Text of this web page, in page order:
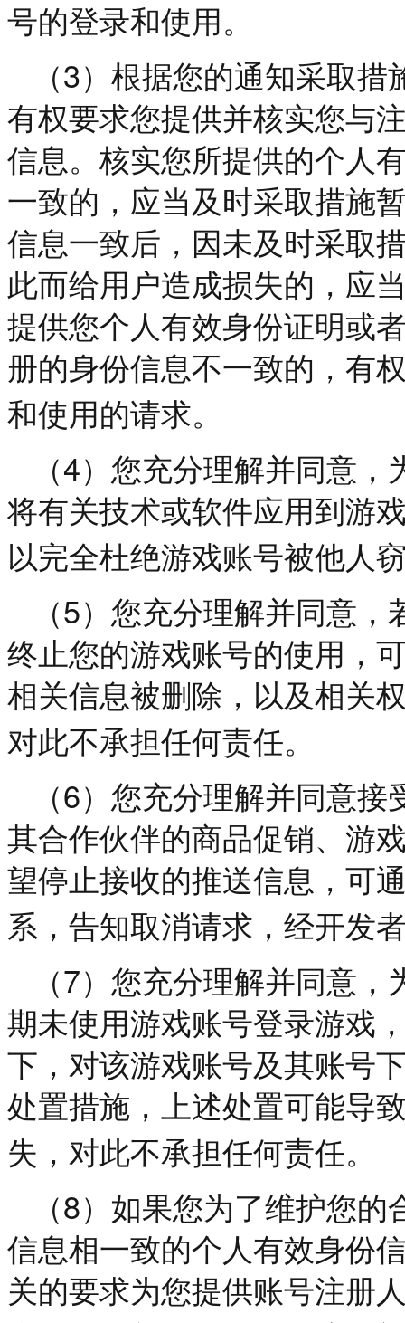
号的登录和使用。
（3）根据您的通知采取措
有权要求您提供并核实您与
信息。核实您所提供的个人
一致的，应当及时采取措施
信息一致后，因未及时采取
此而给用户造成损失的，应
提供您个人有效身份证明或
册的身份信息不一致的，有
和使用的请求。
（4）您充分理解并同意，
将有关技术或软件应用到游
以完全杜绝游戏账号被他人
（5）您充分理解并同意，
终止您的游戏账号的使用，
相关信息被删除，以及相关
对此不承担任何责任。
（6）您充分理解并同意接
其合作伙伴的商品促销、游
望停止接收的推送信息，可
系，告知取消请求，经开发
（7）您充分理解并同意，
期未使用游戏账号登录游戏
下，对该游戏账号及其账号
处置措施，上述处置可能导
失，对此不承担任何责任。
（8）如果您为了维护您的
信息相一致的个人有效身份
关的要求为您提供账号注册